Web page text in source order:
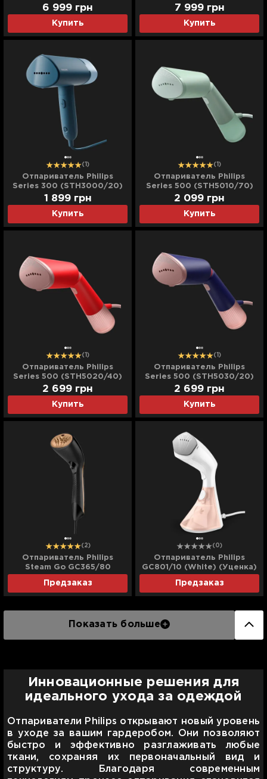
/ Nougat)
Купить
6 999 грн
Louros)
Купить
7 999 грн
(1)
Отпариватель Philips
Series 300 (STH3000/20)
(Blue)
Купить
1 899 грн
(1)
Отпариватель Philips
Series 500 (STH5010/70)
(Green)
Купить
2 099 грн
(1)
Отпариватель Philips
Series 500 (STH5020/40)
(Red)
Купить
2 699 грн
(1)
Отпариватель Philips
Series 500 (STH5030/20)
(Blue)
Купить
2 699 грн
(2)
Отпариватель Philips
Steam Go GC365/80
Предзаказ
(0)
Отпариватель Philips
GC801/10 (White) (Уценка)
Предзаказ
Показать больше
Инновационные решения для
идеального ухода за одеждой
Отпариватели Philips открывают новый уровень
в уходе за вашим гардеробом. Они позволяют
быстро и эффективно разглаживать любые
ткани, сохраняя их первоначальный вид и
структуру. Благодаря современным